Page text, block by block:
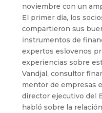
noviembre con un
El primer día, los
compartieron sus
instrumentos de
expertos eslovenos
experiencias sobre
Vandjal, consultor
mentor de empresas
director ejecutivo del
habló sobre la